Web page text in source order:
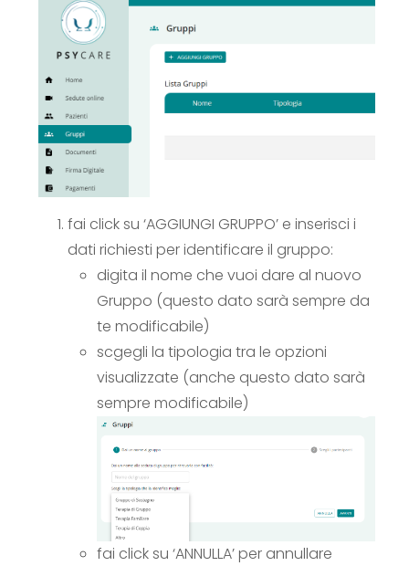
fai click su ‘AGGIUNGI GRUPPO’ e inserisci i
dati richiesti per identificare il gruppo:
digita il nome che vuoi dare al nuovo
Gruppo (questo dato sarà sempre da
te modificabile)
scgegli la tipologia tra le opzioni
visualizzate (anche questo dato sarà
sempre modificabile)
fai click su ‘ANNULLA’ per annullare